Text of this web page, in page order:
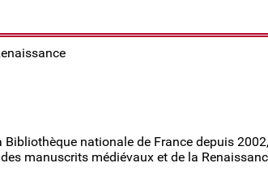
Bibliothèque nationale de France depuis
manuscrits médiévaux et de la